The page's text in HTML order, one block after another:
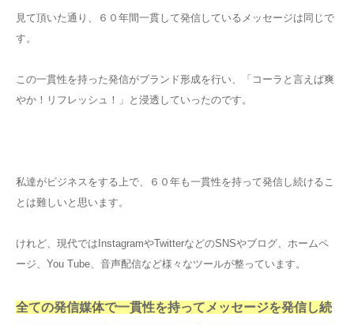
見て頂いた通り、６０年間一貫して発信しているメッセージは同じで
す。
この一貫性を持った発信がブランド形成を行い、「コーラと言えば爽
やか！リフレッシュ！」と浸透していったのです。
私達がビジネスをする上で、６０年も一貫性を持って発信し続けるこ
とは難しいと思います。
けれど、現代ではInstagramやTwitterなどのSNSやブログ、ホームペ
ージ、You Tube、音声配信など様々なツールが整っています。
全ての発信媒体で一貫性を持ってメッセージを発信し続